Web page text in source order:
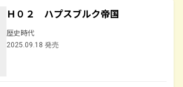
Ｈ０２ ハプスブルク帝国
歴史時代
2025.09.18 発売